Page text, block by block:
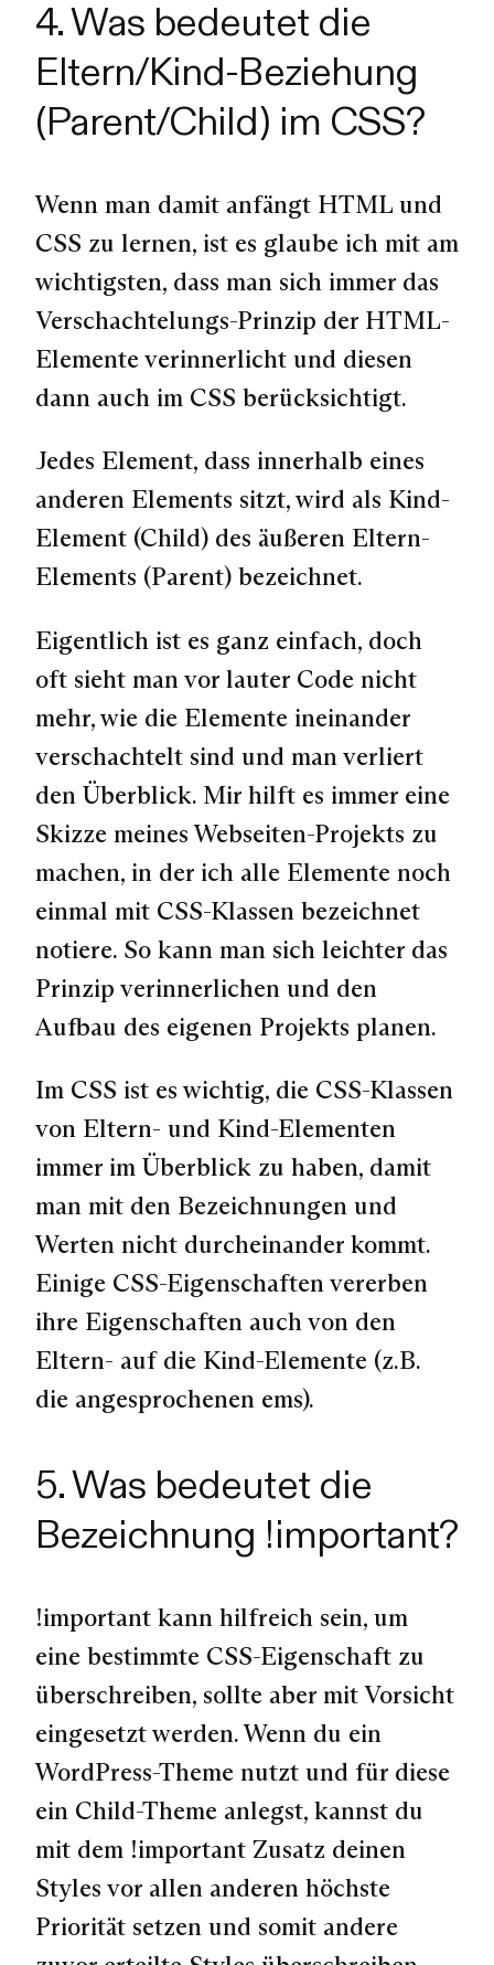
4. Was bedeutet die
Eltern/Kind-Beziehung
(Parent/Child) im CSS?
Wenn man damit anfängt HTML und
CSS zu lernen, ist es glaube ich mit am
wichtigsten, dass man sich immer das
Verschachtelungs-Prinzip der HTML-
Elemente verinnerlicht und diesen
dann auch im CSS berücksichtigt.
Jedes Element, dass innerhalb eines
anderen Elements sitzt, wird als Kind-
Element (Child) des äußeren Eltern-
Elements (Parent) bezeichnet.
Eigentlich ist es ganz einfach, doch
oft sieht man vor lauter Code nicht
mehr, wie die Elemente ineinander
verschachtelt sind und man verliert
den Überblick. Mir hilft es immer eine
Skizze meines Webseiten-Projekts zu
machen, in der ich alle Elemente noch
einmal mit CSS-Klassen bezeichnet
notiere. So kann man sich leichter das
Prinzip verinnerlichen und den
Aufbau des eigenen Projekts planen.
Im CSS ist es wichtig, die CSS-Klassen
von Eltern- und Kind-Elementen
immer im Überblick zu haben, damit
man mit den Bezeichnungen und
Werten nicht durcheinander kommt.
Einige CSS-Eigenschaften vererben
ihre Eigenschaften auch von den
Eltern- auf die Kind-Elemente (z.B.
die angesprochenen ems).
5. Was bedeutet die
Bezeichnung !important?
!important kann hilfreich sein, um
eine bestimmte CSS-Eigenschaft zu
überschreiben, sollte aber mit Vorsicht
eingesetzt werden. Wenn du ein
WordPress-Theme nutzt und für diese
ein Child-Theme anlegst, kannst du
mit dem !important Zusatz deinen
Styles vor allen anderen höchste
Priorität setzen und somit andere